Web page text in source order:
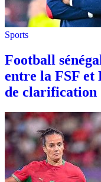
Sports
Football
entre la FSF
de clarification